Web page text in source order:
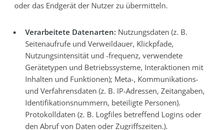
oder das Endgerät der Nutzer zu übermitteln.
Verarbeitete Datenarten: Nutzungsdaten (z. B.
Seitenaufrufe und Verweildauer, Klickpfade,
Nutzungsintensität und -frequenz, verwendete
Gerätetypen und Betriebssysteme, Interaktionen mit
Inhalten und Funktionen); Meta-, Kommunikations-
und Verfahrensdaten (z. B. IP-Adressen, Zeitangaben,
Identifikationsnummern, beteiligte Personen).
Protokolldaten (z. B. Logfiles betreffend Logins oder
den Abruf von Daten oder Zugriffszeiten.).